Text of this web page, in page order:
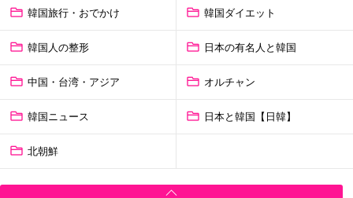
韓国旅行・おでかけ 韓国ダイエット
韓国人の整形 日本の有名人と韓国
中国・台湾・アジア オルチャン
韓国ニュース 日本と韓国【日韓】
北朝鮮